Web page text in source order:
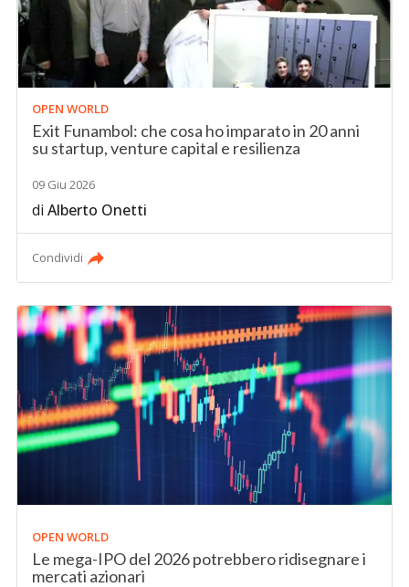
OPEN WORLD
Exit Funambol: che cosa ho imparato in 20 anni
su startup, venture capital e resilienza
09 Giu 2026
diAlberto Onetti
Condividi
OPEN WORLD
Le mega-IPO del 2026 potrebbero ridisegnare i
mercati azionari